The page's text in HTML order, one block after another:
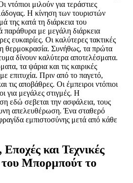
ντόπιοι μιλούν για τεράστιες
Η κίνηση των τουριστών
της κατά τη διάρκεια του
παράθυρα με μεγάλη διάρκεια
ευκαιρίες. Οι καλύτερες τακτικές
θερμοκρασία. Συνήθως, τα πρώτα
δίνουν καλύτερα αποτελέσματα.
τα ψάρια και τις καιρικές
επιτυχία. Πριν από το παγετό,
τις αποβάθρες. Οι έμπειροι ντόπιοι
για μεγάλες στιγμές. Η
εδώ σεβεται την ασφάλεια, τους
απελευθέρωση. Ένα σταθερό
εμπιστοσύνης μετά από κάθε
και Τεχνικές
Μπορμπούτ το